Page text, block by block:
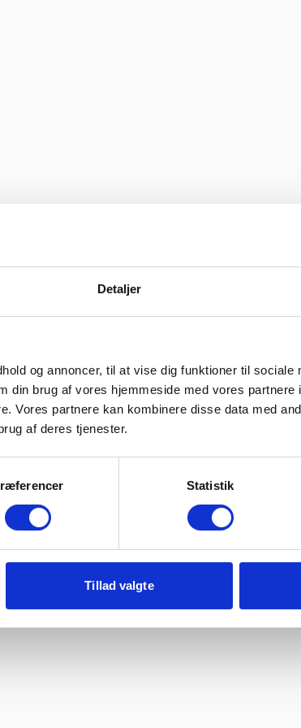
Detaljer
og annoncer, til at vise dig funktioner til sociale
din brug af vores hjemmeside med vores partnere
Vores partnere kan kombinere disse data med
af deres tjenester.
Statistik
Tillad valgte